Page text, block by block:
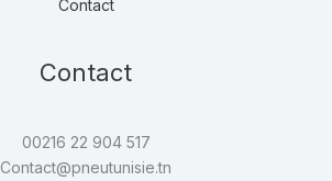
Contact
Contact
00216 22 904 517
Contact@pneutunisie.tn